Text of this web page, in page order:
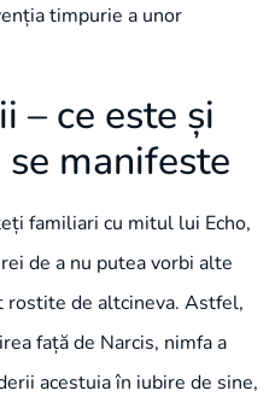
timpurie a unor
– ce este și
manifeste
familiari cu mitul lui Echo,
de a nu putea vorbi alte
rostite de altcineva. Astfel,
față de Narcis, nimfa a
acestuia în iubire de sine,